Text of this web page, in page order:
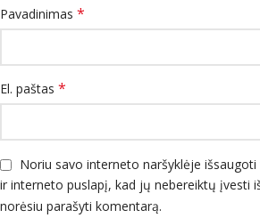
Pavadinimas *
El. paštas *
Noriu savo interneto naršyklėje
ir interneto puslapį, kad jų nebereiktų įvesti
norėsiu parašyti komentarą.